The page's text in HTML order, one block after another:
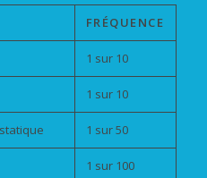
FRÉQUENCE
1 sur 10
1 sur 10
1 sur 50
1 sur 100